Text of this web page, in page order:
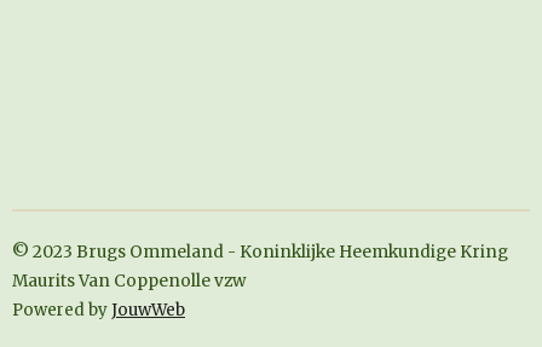
© 2023 Brugs Ommeland - Koninklijke Heemkundige Kring
Maurits Van Coppenolle vzw
Powered byJouwWeb